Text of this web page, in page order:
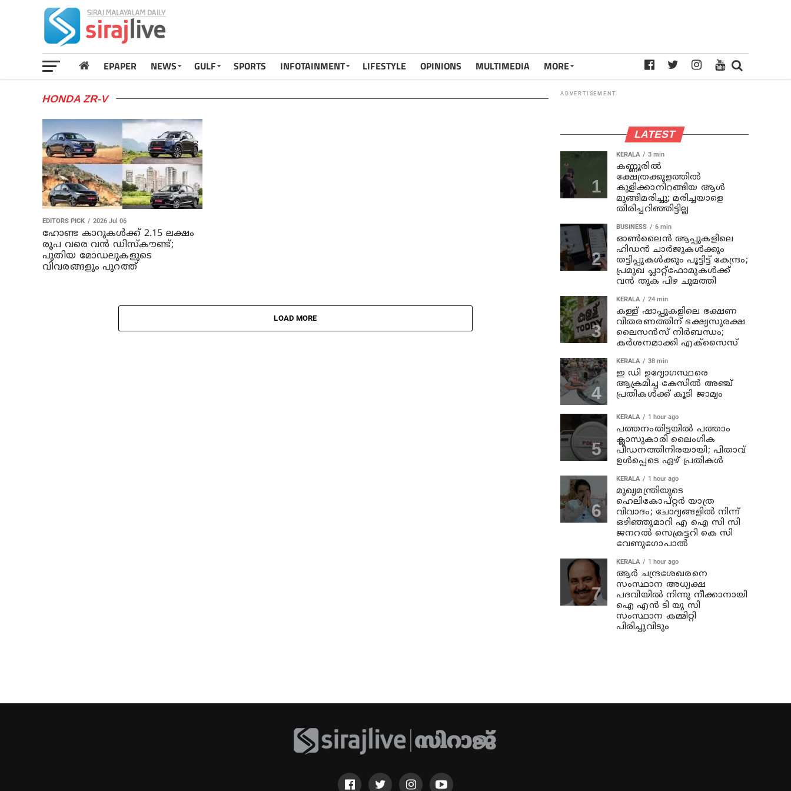
EPAPER NEWS GULF SPORTS INFOTAINMENT LIFESTYLE OPINIONS MULTIMEDIA MORE
HONDA ZR-V
EDITORS PICK 2026 Jul 06
ഹോണ്ട കാറുകൾക്ക് 2.15 ലക്ഷം
രൂപ വരെ വൻ ഡിസ്കൗണ്ട്;
പുതിയ മോഡലുകളുടെ
വിവരങ്ങളും പുറത്ത്
LOAD MORE
ADVERTISEMENT
LATEST
KERALA 3 min
കണ്ണൂരില്‍
ക്ഷേത്രക്കുളത്തില്‍
കുളിക്കാനിറങ്ങിയ ആള്‍
മുങ്ങിമരിച്ചു; മരിച്ചയാളെ
തിരിച്ചറിഞ്ഞിട്ടില്ല
BUSINESS 6 min
ഓൺലൈൻ ആപ്പുകളിലെ
ഹിഡൻ ചാർജുകൾക്കും
തട്ടിപ്പുകൾക്കും പൂട്ടിട്ട് കേന്ദ്രം;
പ്രമുഖ പ്ലാറ്റ്‌ഫോമുകൾക്ക്
വൻ തുക പിഴ ചുമത്തി
KERALA 24 min
കള്ള് ഷാപ്പുകളിലെ ഭക്ഷണ
വിതരണത്തിന് ഭക്ഷ്യസുരക്ഷ
ലൈസന്‍സ് നിര്‍ബന്ധം;
കര്‍ശനമാക്കി എക്സൈസ്
KERALA 38 min
ഇ ഡി ഉദ്യോഗസ്ഥരെ
ആക്രമിച്ച കേസില്‍ അഞ്ച്
പ്രതികള്‍ക്ക് കൂടി ജാമ്യം
KERALA 1 hour ago
പത്തനംതിട്ടയില്‍ പത്താം
ക്ലാസുകാരി ലൈംഗിക
പീഡനത്തിനിരയായി; പിതാവ്
ഉള്‍പ്പെടെ ഏഴ് പ്രതികള്‍
KERALA 1 hour ago
മുഖ്യമന്ത്രിയുടെ
ഹെലികോപ്റ്റർ യാത്ര
വിവാദം; ചോദ്യങ്ങളിൽ നിന്ന്
ഒഴിഞ്ഞുമാറി എ ഐ സി സി
ജനറൽ സെക്രട്ടറി കെ സി
വേണുഗോപാൽ
KERALA 1 hour ago
ആര്‍ ചന്ദ്രശേഖരനെ
സംസ്ഥാന അധ്യക്ഷ
പദവിയില്‍ നിന്നു നീക്കാനായി
ഐ എന്‍ ടി യു സി
സംസ്ഥാന കമ്മിറ്റി
പിരിച്ചുവിടും